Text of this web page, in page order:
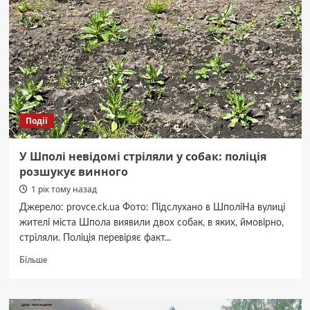
Події
У Шполі невідомі стріляли у собак: поліція
розшукує винного
1 рік тому назад
Джерело: provce.ck.ua Фото: Підслухано в ШполіНа вулиці
жителі міста Шпола виявили двох собак, в яких, ймовірно,
стріляли. Поліція перевіряє факт...
БільшеДокладніше
Шполі